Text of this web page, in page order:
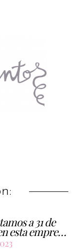
a 31 de
esta empre…